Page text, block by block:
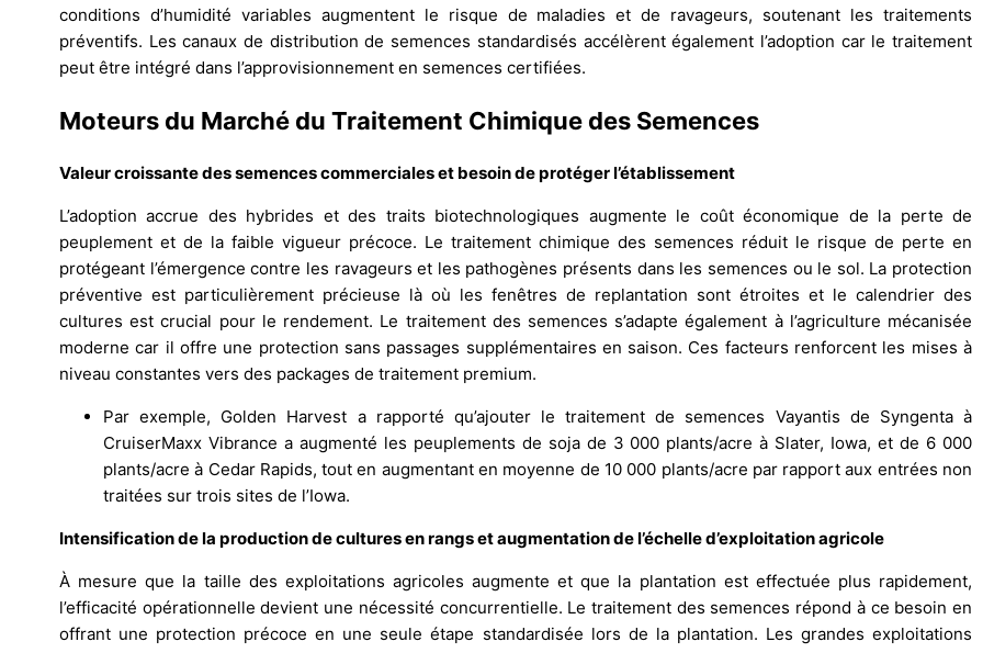
conditions d’humidité variables augmentent le risque de maladies et de ravageurs, soutenant les traitements
préventifs. Les canaux de distribution de semences standardisés accélèrent également l’adoption car le traitement
peut être intégré dans l’approvisionnement en semences certifiées.
Moteurs du Marché du Traitement Chimique des Semences
Valeur croissante des semences commerciales et besoin de protéger l’établissement
L’adoption accrue des hybrides et des traits biotechnologiques augmente le coût économique de la perte de
peuplement et de la faible vigueur précoce. Le traitement chimique des semences réduit le risque de perte en
protégeant l’émergence contre les ravageurs et les pathogènes présents dans les semences ou le sol. La protection
préventive est particulièrement précieuse là où les fenêtres de replantation sont étroites et le calendrier des
cultures est crucial pour le rendement. Le traitement des semences s’adapte également à l’agriculture mécanisée
moderne car il offre une protection sans passages supplémentaires en saison. Ces facteurs renforcent les mises à
niveau constantes vers des packages de traitement premium.
Par exemple, Golden Harvest a rapporté qu’ajouter le traitement de semences Vayantis de Syngenta à
CruiserMaxx Vibrance a augmenté les peuplements de soja de 3 000 plants/acre à Slater, Iowa, et de 6 000
plants/acre à Cedar Rapids, tout en augmentant en moyenne de 10 000 plants/acre par rapport aux entrées non
traitées sur trois sites de l’Iowa.
Intensification de la production de cultures en rangs et augmentation de l’échelle d’exploitation agricole
À mesure que la taille des exploitations agricoles augmente et que la plantation est effectuée plus rapidement,
l’efficacité opérationnelle devient une nécessité concurrentielle. Le traitement des semences répond à ce besoin en
offrant une protection précoce en une seule étape standardisée lors de la plantation. Les grandes exploitations